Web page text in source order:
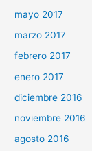
mayo 2017
marzo 2017
febrero 2017
enero 2017
diciembre 2016
noviembre 2016
agosto 2016